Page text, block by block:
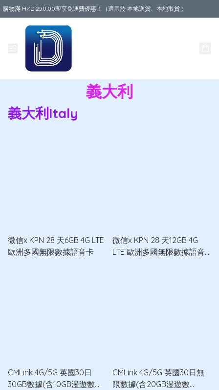
購物滿 HKD 250.00即享免運費優惠！（適用於 本地送貨、本地取貨 )
義大利
義大利Italy
微信x KPN 28 天6GB 4G LTE
歐洲多國無限數據語音卡
微信x KPN 28 天12GB 4G
LTE 歐洲多國無限數據語音
CMLink 4G/5G 英國30日
30GB數據(含10GB漫遊數
CMLink 4G/5G 英國30日無
限數據(含20GB漫遊數